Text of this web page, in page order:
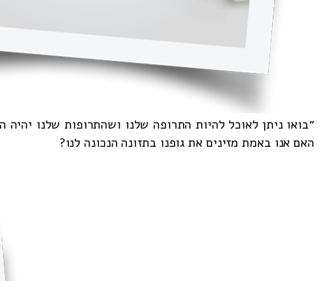
״בואו ניתן לאוכל להיות התרופה שלנו ושהתרופות שלנו
האם אנו באמת מזינים את גופנו בתזונה הנכונה לנו?